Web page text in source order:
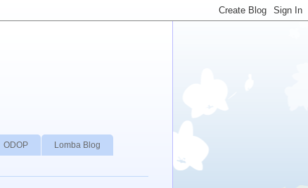
ODOP Lomba Blog